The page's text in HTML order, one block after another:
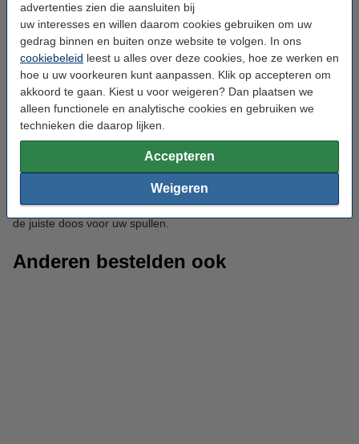
advertenties zien die aansluiten bij
uw interesses en willen daarom cookies gebruiken om uw
gedrag binnen en buiten onze website te volgen. In ons
cookiebeleid leest u alles over deze cookies, hoe ze werken en
hoe u uw voorkeuren kunt aanpassen. Klik op accepteren om
akkoord te gaan. Kiest u voor weigeren? Dan plaatsen we
alleen functionele en analytische cookies en gebruiken we
technieken die daarop lijken.
Accepteren
Weigeren
veilig. De dozen hebben extra hoekbescherming, zodat de inhoud
beschermd blijft. Ze zijn geschikt voor de meeste ordners. Vaak
hebben ze een plakstrip voor een stevige afsluiting, zonder
gebruik van tape. Ook opent u de verpakking eenvoudig dankzij
de scheurstrook. Deze dozen worden veel gebruikt in kantoren
en andere zakelijke omgevingen.
Dozen kopen voor elke verzending
Bij ons kunt u dozen bestellen voor verzending, opslag of
verhuizing. Onze kartonnen dozen zijn verkrijgbaar in
verschillende formaten. Kies een kleine doos voor brievenbuspost
of een grote doos voor zware of grote zendingen. Zo vindt u altijd
de juiste doos voor uw spullen.
Anderen bestelden ook